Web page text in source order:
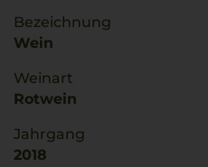
Bezeichnung
Wein
Weinart
Rotwein
Jahrgang
2018